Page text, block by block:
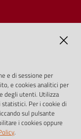
solo alle condizioni
98/CE e dal d.lgs.
e di sessione per
e cookies analitici per
degli utenti. Utilizza
Per i cookie di
sul pulsante
i cookies oppure
.